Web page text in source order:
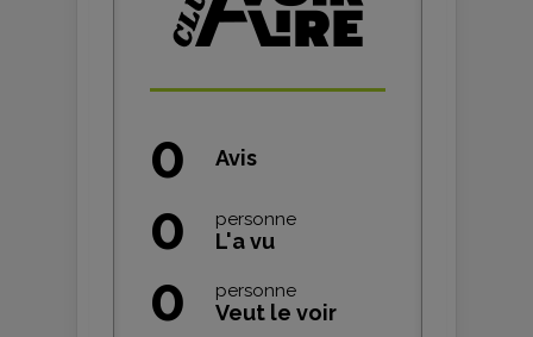
0 Avis
0 personne
L'a vu
0 personne
Veut le voir